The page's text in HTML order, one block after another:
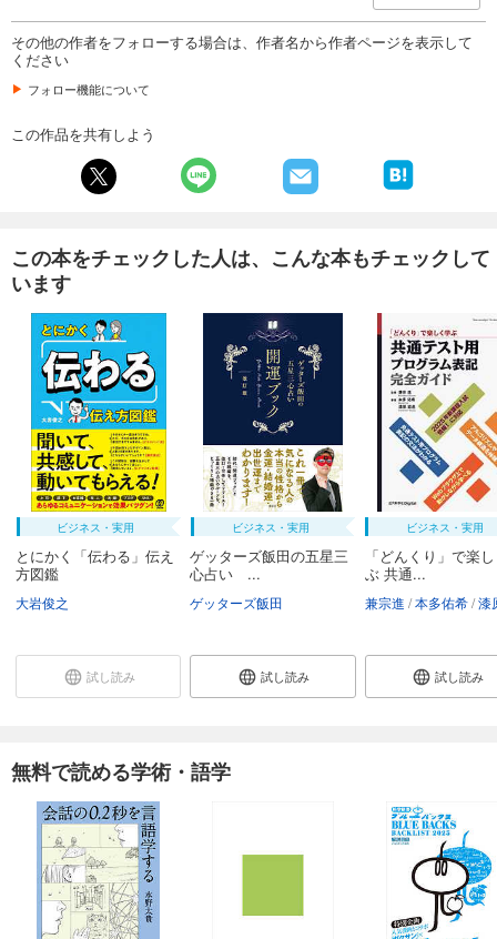
その他の作者をフォローする場合は、作者名から作者ページを表示して
ください
フォロー機能について
この作品を共有しよう
この本をチェックした人は、こんな本もチェックして
います
ビジネス・実用
とにかく「伝わる」伝え
方図鑑
大岩俊之
試し読み
ビジネス・実用
ゲッターズ飯田の五星三
心占い ...
ゲッターズ飯田
試し読み
ビジネス・実用
「どんくり」で楽
ぶ 共通...
兼宗進 本多佑希 漆原
試し読み
無料で読める学術・語学